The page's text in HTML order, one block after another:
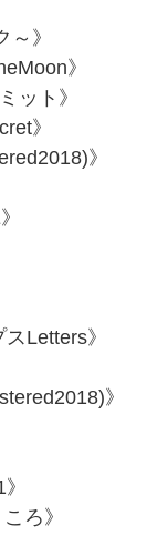
》
》
ット》
》
》
Letters》
》
ろ》